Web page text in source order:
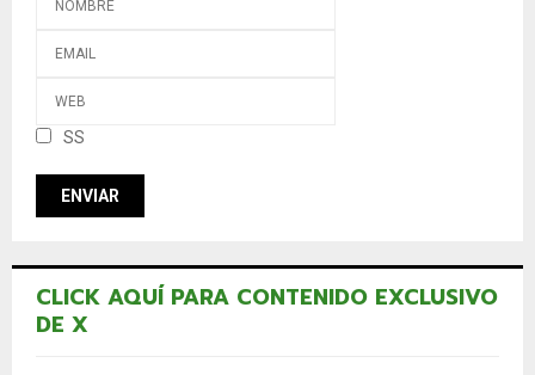
SS
CLICK AQUÍ PARA CONTENIDO EXCLUSIVO
DE X